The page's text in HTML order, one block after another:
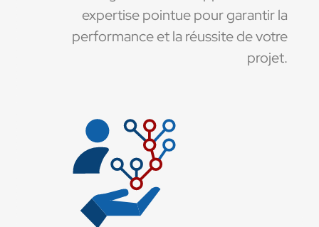
expertise pointue pour garantir la
performance et la réussite de votre
projet.